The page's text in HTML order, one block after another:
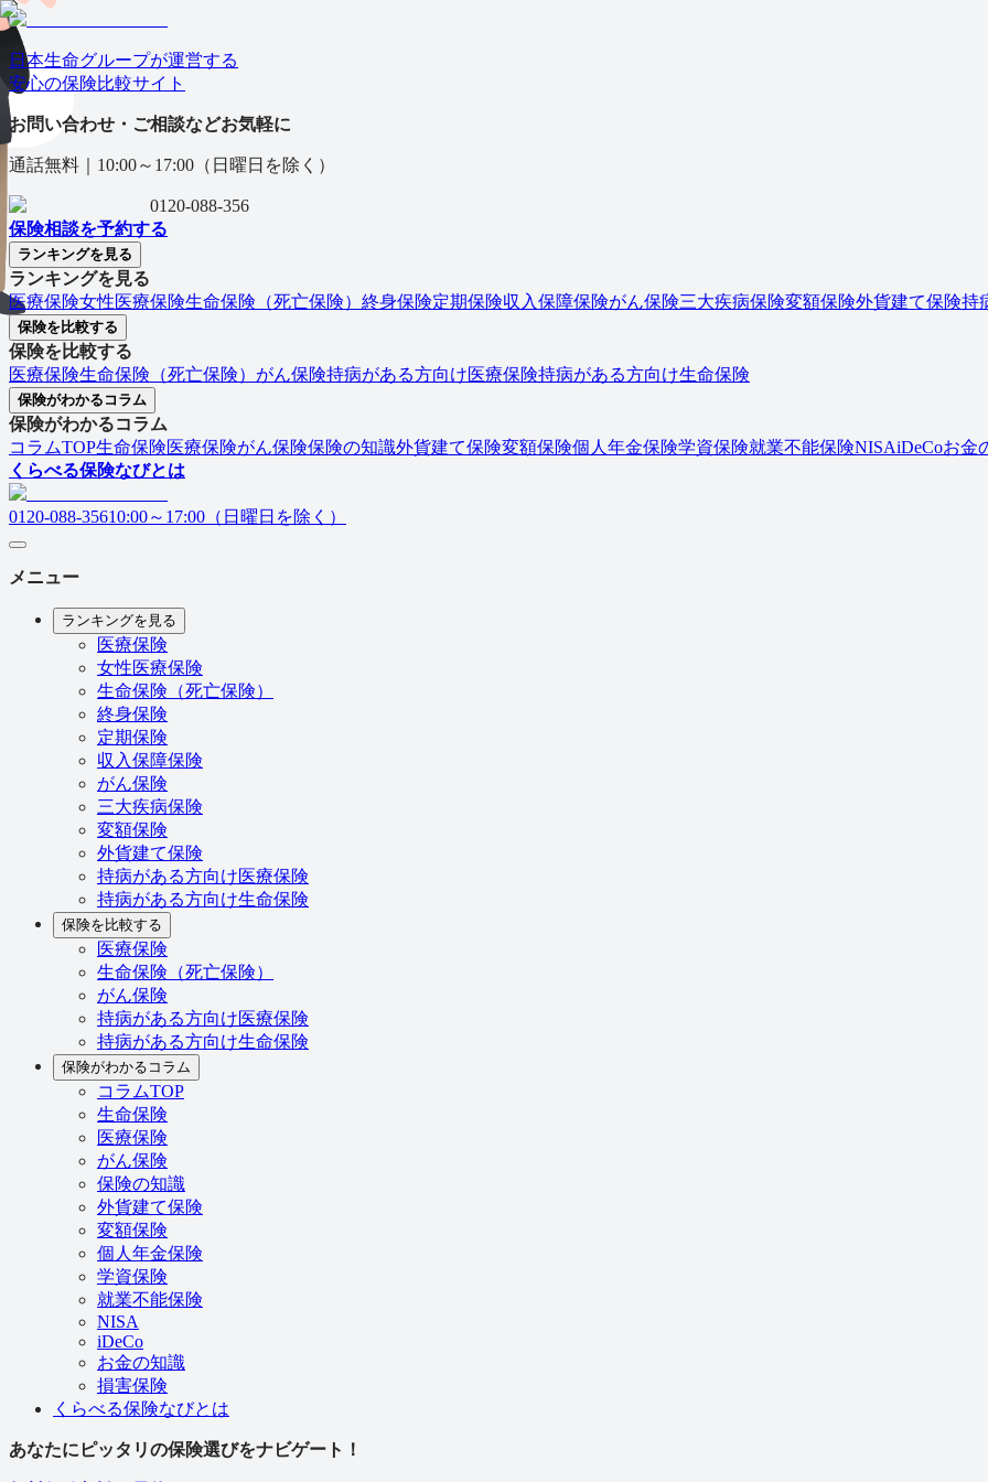
日本生命グループが運営する
安心の保険⽐較サイト
お問い合わせ・ご相談などお気軽に
通話無料｜ 10:00～17:00（日曜日を除く）
0120-088-356
保険相談を予約する
ランキングを見る
ランキングを見る
医療保険女性医療保険生命保険（死亡保険） 終身保険定期保険収入保障保険がん保険三大疾病保険変額保険外貨建て保険持
保険を比較する
保険を比較する
医療保険生命保険（死亡保険） がん保険持病がある方向け医療保険持病がある方向け生命保険
保険がわかるコラム
保険がわかるコラム
コラムTOP生命保険医療保険がん保険保険の知識外貨建て保険変額保険個人年金保険学資保険就業不能保険NISAiDeCoお金
くらべる保険なびとは
0120-088-35610:00～17:00（日曜日を除く）
メニュー
ランキングを見る
医療保険
女性医療保険
生命保険（死亡保険）
終身保険
定期保険
収入保障保険
がん保険
三大疾病保険
変額保険
外貨建て保険
持病がある方向け医療保険
持病がある方向け生命保険
保険を比較する
医療保険
生命保険（死亡保険）
がん保険
持病がある方向け医療保険
持病がある方向け生命保険
保険がわかるコラム
コラムTOP
生命保険
医療保険
がん保険
保険の知識
外貨建て保険
変額保険
個人年金保険
学資保険
就業不能保険
NISA
iDeCo
お金の知識
損害保険
くらべる保険なびとは
あなたにピッタリの保険選びをナビゲート！